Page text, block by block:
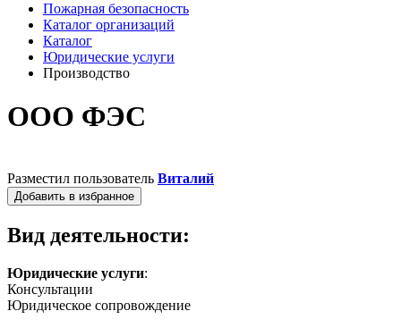
Пожарная безопасность
Каталог организаций
Каталог
Юридические услуги
Производство
ООО ФЭС
Разместил пользователь Виталий
Добавить в избранное
Вид деятельности:
Юридические услуги:
Консультации
Юридическое сопровождение